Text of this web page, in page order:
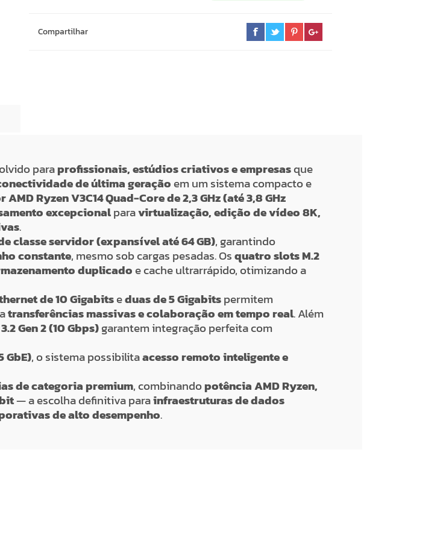
Compartilhar
paraprofissionais, estúdios criativos e empresasque
de última geraçãoem um sistema compacto e
Ryzen V3C14 Quad-Core de 2,3 GHz (até 3,8 GHz
excepcionalparavirtualização, edição de vídeo 8K,
.
classe servidor (expansível até 64 GB), garantindo
constante, mesmo sob cargas pesadas. Osquatro slots M.2
duplicadoe cache ultrarrápido, otimizando a
de 10 Gigabitseduas de 5 Gigabitspermitem
transferências massivas e colaboração em tempo real. Além
Gen 2 (10 Gbps)garantem integração perfeita com
GbE), o sistema possibilitaacesso remoto inteligente e
de categoria premium, combinandopotência AMD Ryzen,
— a escolha definitiva parainfraestruturas de dados
de alto desempenho.